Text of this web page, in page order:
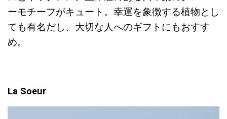
ーモチーフがキュート。幸運を象徴する植物とし
ても有名だし、大切な人へのギフトにもおすす
め。
La Soeur